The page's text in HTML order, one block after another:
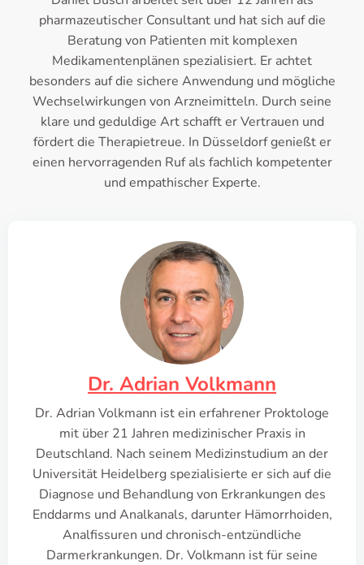
pharmazeutischer Consultant und hat sich auf die
Beratung von Patienten mit komplexen
Medikamentenplänen spezialisiert. Er achtet
besonders auf die sichere Anwendung und mögliche
Wechselwirkungen von Arzneimitteln. Durch seine
klare und geduldige Art schafft er Vertrauen und
fördert die Therapietreue. In Düsseldorf genießt er
einen hervorragenden Ruf als fachlich kompetenter
und empathischer Experte.
Dr. Adrian Volkmann
Dr. Adrian Volkmann ist ein erfahrener Proktologe
mit über 21 Jahren medizinischer Praxis in
Deutschland. Nach seinem Medizinstudium an der
Universität Heidelberg spezialisierte er sich auf die
Diagnose und Behandlung von Erkrankungen des
Enddarms und Analkanals, darunter Hämorrhoiden,
Analfissuren und chronisch-entzündliche
Darmerkrankungen. Dr. Volkmann ist für seine